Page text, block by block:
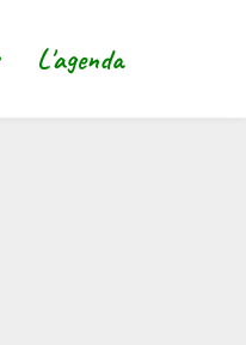
L'agenda